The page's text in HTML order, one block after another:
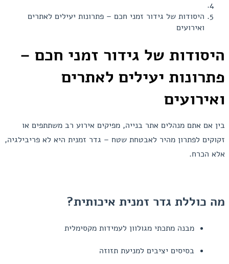
היסודות של גידור זמני חכם – פתרונות יעילים לאתרים
ואירועים
היסודות של גידור זמני חכם –
פתרונות יעילים לאתרים
ואירועים
בין אם אתם מנהלים אתר בנייה, מפיקים אירוע רב משתתפים או
זקוקים לפתרון מהיר לאבטחת שטח – גדר זמנית היא לא פריבילגיה,
אלא הכרח.
מה כוללת גדר זמנית איכותית?
מבנה מתכתי מגולוון לעמידות מקסימלית
בסיסים יציבים למניעת תזוזה